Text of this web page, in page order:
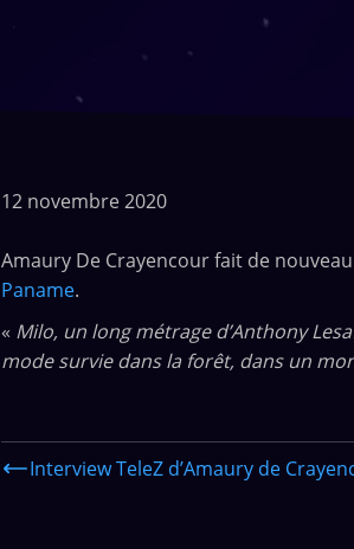
12 novembre 2020
Amaury De Crayencour fait de
Paname.
« Milo, un long métrage d’Anthony
mode survie dans la forêt, dans un
Interview TeleZ d’Amaury de